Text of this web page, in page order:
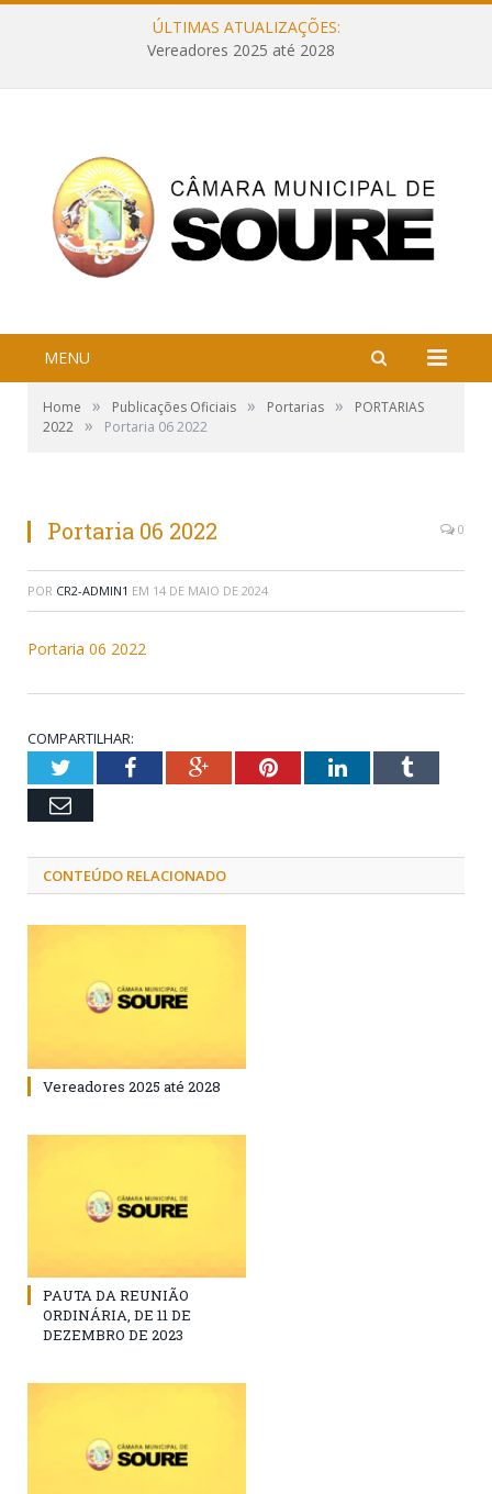
ÚLTIMAS ATUALIZAÇÕES:
Vereadores 2025 até 2028
MENU
Home » Publicações Oficiais » Portarias »
PORTARIAS
2022 » Portaria 06 2022
Portaria 06 2022 0
POR CR2-ADMIN1 EM 14 DE MAIO DE 2024
Portaria 06 2022
COMPARTILHAR:
TwitterFacebookGoogle+PinterestLinkedInTumblr
Email
CONTEÚDO RELACIONADO
Vereadores 2025 até 2028
PAUTA DA REUNIÃO
ORDINÁRIA, DE 11 DE
DEZEMBRO DE 2023